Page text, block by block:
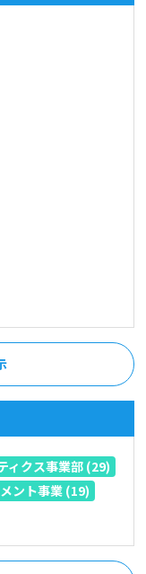
ィクス事業部 (29)
ント事業 (19)